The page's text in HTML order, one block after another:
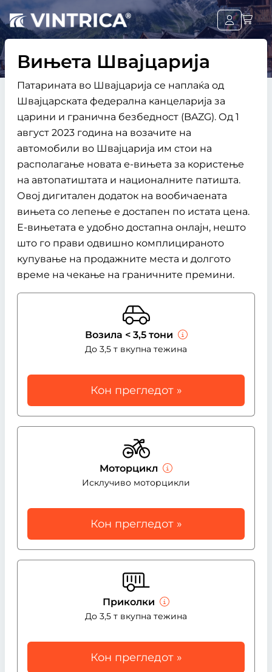
Вињета Швајцарија
Патарината во Швајцарија се наплаќа од
Швајцарската федерална канцеларија за
царини и гранична безбедност (BAZG). Од 1
август 2023 година на возачите на
автомобили во Швајцарија им стои на
располагање новата е-вињета за користење
на автопатиштата и националните патишта.
Овој дигитален додаток на вообичаената
вињета со лепење е достапен по истата цена.
Е-вињетата е удобно достапна онлајн, нешто
што го прави одвишно комплицираното
купување на продажните места и долгото
време на чекање на граничните премини.
Возила < 3,5 тони
До 3,5 т вкупна тежина
Кон прегледот »
Moторцикл
Исклучиво моторцикли
Кон прегледот »
Приколки
До 3,5 т вкупна тежина
Кон прегледот »